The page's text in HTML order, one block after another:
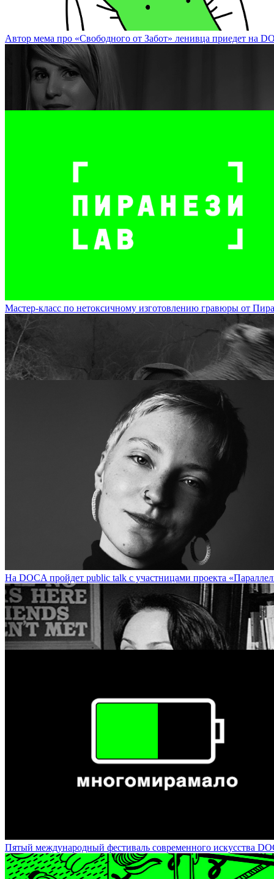
Автор мема про «Свободного от Забот» ленивца приедет на
Художник Маша Иванова представит на DOCA экспозицию
Мастер-класс по нетоксичному изготовлению гравюры от
Стрит-арт-художник Udmurt (Екатеринбург) представит
На DOCA пройдет public talk с участницами проекта
Ирина Чмырева - куратор фото-проектов / Irina Chmyreva:
Пятый международный фестиваль современного искусства